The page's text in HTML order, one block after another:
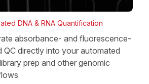
DNA & RNA Quantification
absorbance- and fluorescence-
QC directly into your automated
prep and other genomic